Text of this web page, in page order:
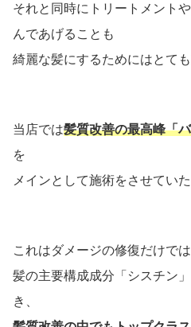
それと同時にトリートメント
んであげることも
綺麗な髪にするためにはとて
当店では髪質改善の最高峰「
を
メインとして施術をさせてい
これはダメージの修復だけでは
髪の主要構成成分「シスチン
き、